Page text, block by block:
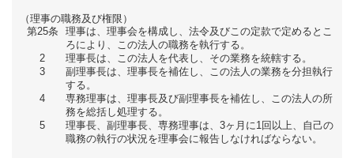
（理事の職務及び権限）
第25条
理事は、理事会を構成し、法令及びこの定款で定めるとこ
ろにより、この法人の職務を執行する。
2
理事長は、この法人を代表し、その業務を統轄する。
3
副理事長は、理事長を補佐し、この法人の業務を分担執行
する。
4
専務理事は、理事長及び副理事長を補佐し、この法人の所
務を総括し処理する。
5
理事長、副理事長、専務理事は、3ヶ月に1回以上、自己の
職務の執行の状況を理事会に報告しなければならない。